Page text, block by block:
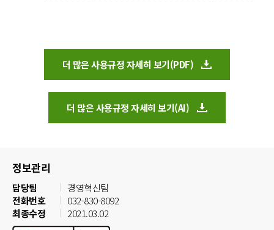
더 많은 사용규정 자세히 보기(PDF)
더 많은 사용규정 자세히 보기(AI)
정보관리
담당팀
경영혁신팀
전화번호
032-830-8092
최종수정
2021.03.02